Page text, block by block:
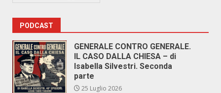
PODCAST
GENERALE CONTRO GENERALE.
IL CASO DALLA CHIESA – di
Isabella Silvestri. Seconda
parte
25 Luglio 2026